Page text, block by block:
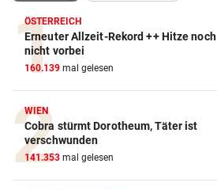
ÖSTERREICH
Erneuter Allzeit-Rekord ++ Hitze noch
nicht vorbei
160.139 mal gelesen
WIEN
Cobra stürmt Dorotheum, Täter ist
verschwunden
141.353 mal gelesen
Action-Cam Vergleich
ZUM VERGLEICH
Crosstrainer Vergleich
ZUM VERGLEICH
E-Bike Vergleich